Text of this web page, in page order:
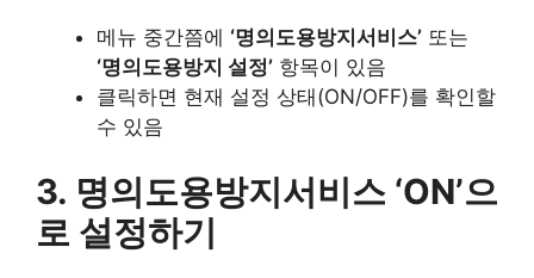
메뉴 중간쯤에 ‘명의도용방지서비스’ 또는
‘명의도용방지 설정’ 항목이 있음
클릭하면 현재 설정 상태(ON/OFF)를 확인할
수 있음
3. 명의도용방지서비스 ‘ON’으
로 설정하기